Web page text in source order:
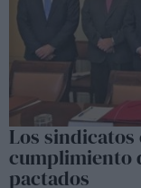
Los
cumplimiento
pactados